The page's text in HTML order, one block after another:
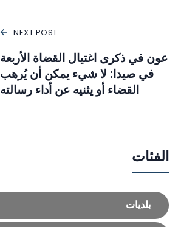
NEXT POST
عون في ذكرى اغتيال القضاة الأربعة
في صيدا: لا شيء يمكن أن يُرهب
القضاء أو يثنيه عن أداء رسالته
الفئات
بلديات